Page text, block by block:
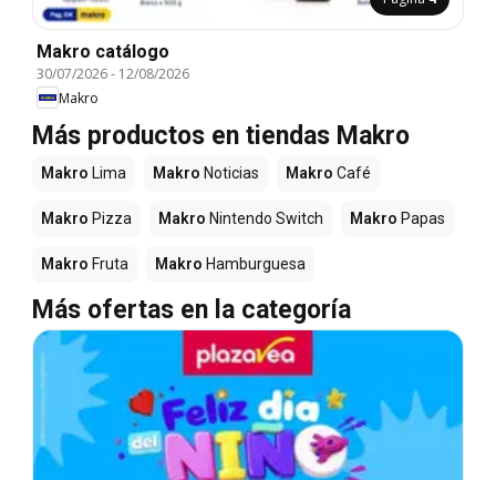
Makro catálogo
30/07/2026- 12/08/2026
Makro
Más productos en tiendas Makro
Makro Lima Makro Noticias Makro Café
Makro Pizza Makro Nintendo Switch Makro Papas
Makro Fruta Makro Hamburguesa
Más ofertas en la categoría